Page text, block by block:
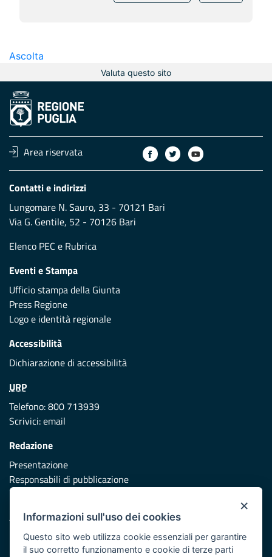
Ascolta
Valuta questo sito
Area riservata
Contatti e indirizzi
Lungomare N. Sauro, 33 - 70121 Bari
Via G. Gentile, 52 - 70126 Bari
Elenco PEC e Rubrica
Eventi e Stampa
Ufficio stampa della Giunta
Press Regione
Logo e identità regionale
Accessibilità
Dichiarazione di accessibilità
URP
Telefono: 800 713939
Scrivici:email
Redazione
Presentazione
Responsabili di pubblicazione
Vai al sito di Protezione Civile Puglia
Iniziativa finanziata con risorse del POR Puglia 2014/2020 -
×
Informazioni sull'uso dei cookies
Questo sito web utilizza cookie essenziali per garantire
il suo corretto funzionamento e cookie di terze parti